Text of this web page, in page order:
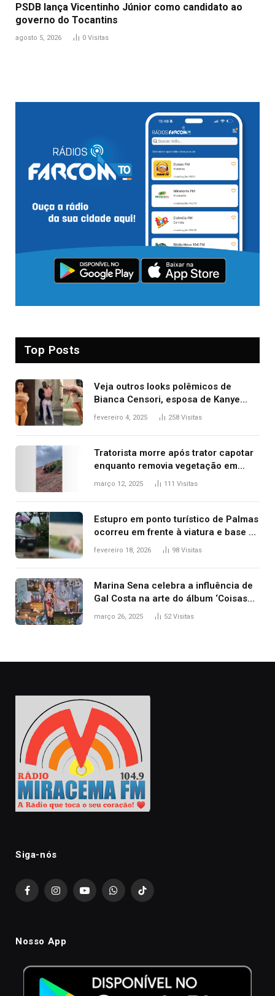
PSDB lança Vicentinho Júnior como candidato ao
governo do Tocantins
agosto 5, 2026 0 Visitas
Top Posts
Veja outros looks polêmicos de
Bianca Censori, esposa de Kanye
West que apareceu nua no Grammy
fevereiro 4, 2025 258 Visitas
Tratorista morre após trator capotar
enquanto removia vegetação em
ribanceira de rodovia
março 12, 2025 111 Visitas
Estupro em ponto turístico de Palmas
ocorreu em frente à viatura e base de
segurança; polícia investiga
fevereiro 18, 2026 98 Visitas
Marina Sena celebra a influência de
Gal Costa na arte do álbum ‘Coisas
naturais’
março 26, 2025 52Visitas
Siga-nós
FacebookInstagramYouTubeWhatsAppTikTok
Nosso App